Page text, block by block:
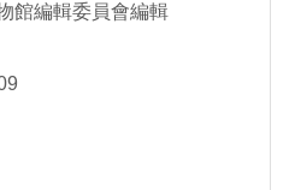
館編輯委員會編輯